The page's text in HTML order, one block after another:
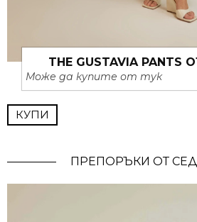
THE GUSTAVIA PANTS
Може да купите от тук
КУПИ
ПРЕПОРЪКИ ОТ